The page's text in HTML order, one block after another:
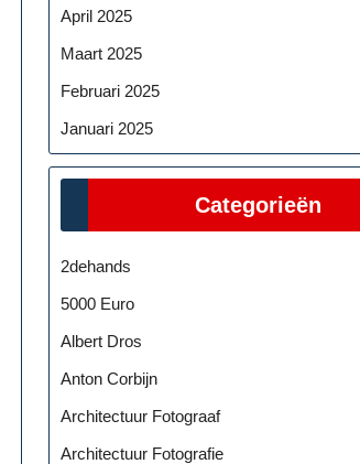
April 2025
Maart 2025
Februari 2025
Januari 2025
Categorieën
2dehands
5000 Euro
Albert Dros
Anton Corbijn
Architectuur Fotograaf
Architectuur Fotografie